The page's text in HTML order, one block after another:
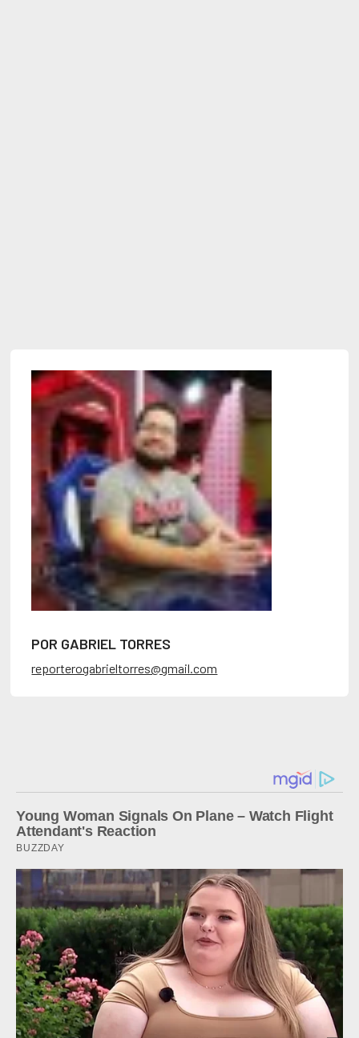
POR GABRIEL TORRES
reporterogabrieltorres@gmail.com